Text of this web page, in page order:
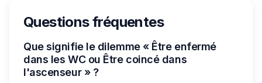
Questions fréquentes
Que signifie le dilemme « Être enfermé
dans les WC ou Être coincé dans
l'ascenseur » ?